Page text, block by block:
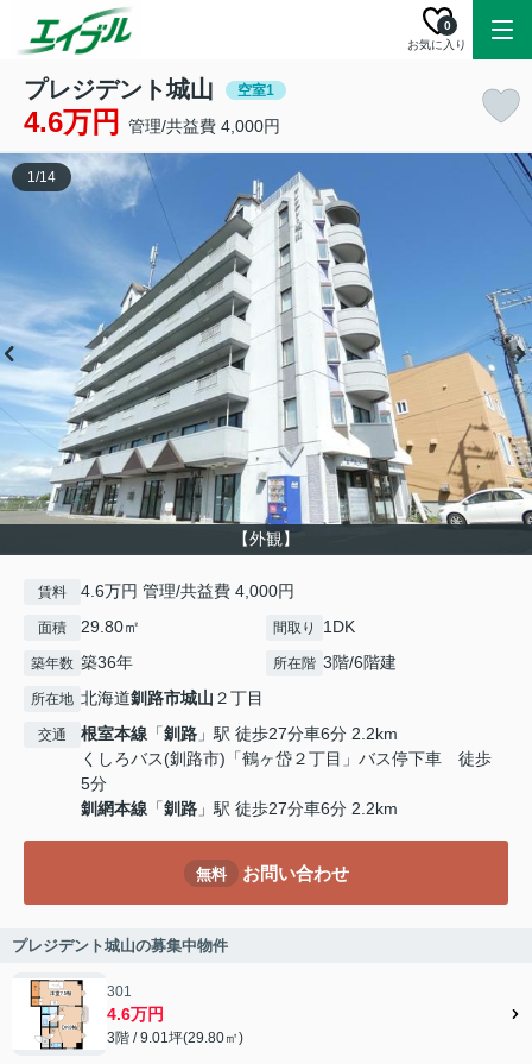
お気に入り
0
プレジデント城山 空室1
4.6万円 管理/共益費 4,000円
【外観】
1/14
賃料 4.6万円 管理/共益費 4,000円
面積 29.80㎡ 間取り 1DK
築年数 築36年 所在階 3階/6階建
所在地 北海道釧路市城山 ２丁目
交通 根室本線 「釧路 」駅 徒歩27分車6分 2.2km
くしろバス(釧路市)「鶴ヶ岱２丁目」バス停下車 徒歩
5分
釧網本線 「釧路 」駅 徒歩27分車6分 2.2km
無料 お問い合わせ
プレジデント城山の募集中物件
301
4.6万円
3階 / 9.01坪(29.80㎡)